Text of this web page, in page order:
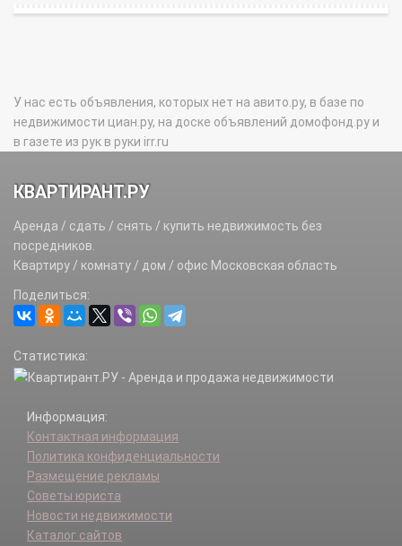
У нас есть объявления, которых нет на авито.ру, в базе по
недвижимости циан.ру, на доске объявлений домофонд.ру и
в газете из рук в руки irr.ru
КВАРТИРАНТ.РУ
Аренда / сдать / снять / купить недвижимость без
посредников.
Квартиру / комнату / дом / офис Московская область
Поделиться:
Статистика:
Информация:
Контактная информация
Политика конфиденциальности
Размещение рекламы
Советы юриста
Новости недвижимости
Каталог сайтов